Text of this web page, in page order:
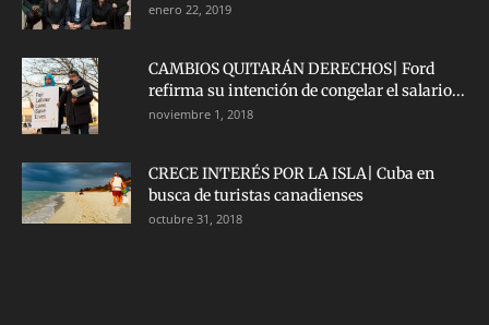
enero 22, 2019
CAMBIOS QUITARÁN DERECHOS| Ford
refirma su intención de congelar el salario...
noviembre 1, 2018
CRECE INTERÉS POR LA ISLA| Cuba en
busca de turistas canadienses
octubre 31, 2018